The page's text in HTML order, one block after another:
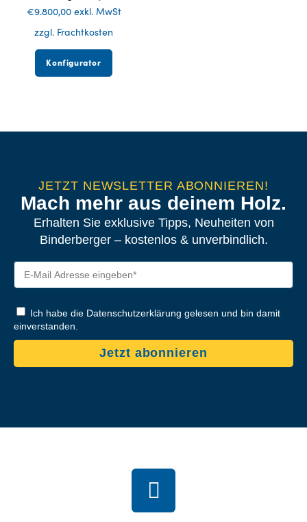
€9.800,00 exkl. MwSt
zzgl. Frachtkosten
Konfigurator
JETZT NEWSLETTER ABONNIEREN!
Mach mehr aus deinem Holz.
Erhalten Sie exklusive Tipps, Neuheiten von
Binderberger – kostenlos & unverbindlich.
Ich habe die Datenschutzerklärung gelesen und bin damit
einverstanden.
Jetzt abonnieren